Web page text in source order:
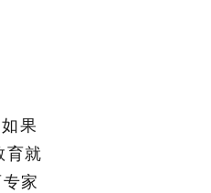
果
育就
家